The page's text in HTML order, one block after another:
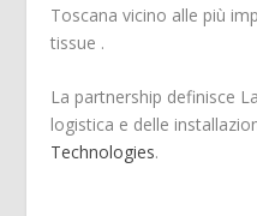
Toscana vicino alle più
tissue .
La partnership definisce
logistica e delle
Technologies.